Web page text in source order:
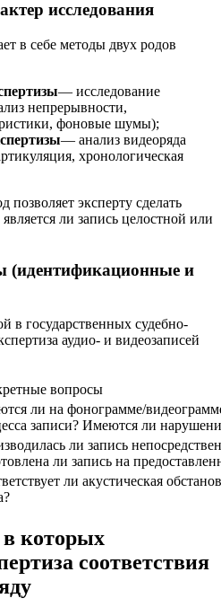
исследования
в себе методы двух родов
— исследование
непрерывности,
фоновые шумы);
— анализ видеоряда
хронологическая
эксперту сделать
ли запись целостной или
(идентификационные и
в государственных судебно-
аудио- и видеозаписей
вопросы
ли на фонограмме/
записи? Имеются ли
ли запись
ли запись на
ли акустическая
в которых
соответствия